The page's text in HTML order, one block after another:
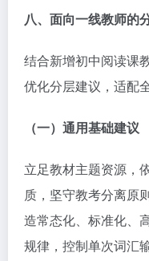
八、面向一线教师的
结合新增初中阅读课
优化分层建议，适配
（一）通用基础建议
立足教材主题资源，
质，坚守教考分离原
造常态化、标准化、
规律，控制单次词汇